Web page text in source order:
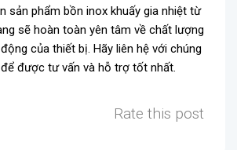
sản phẩm bồn inox khuấy gia nhiệt từ
sẽ hoàn toàn yên tâm về chất lượng
của thiết bị. Hãy liên hệ với chúng
được tư vấn và hỗ trợ tốt nhất.
Rate this post